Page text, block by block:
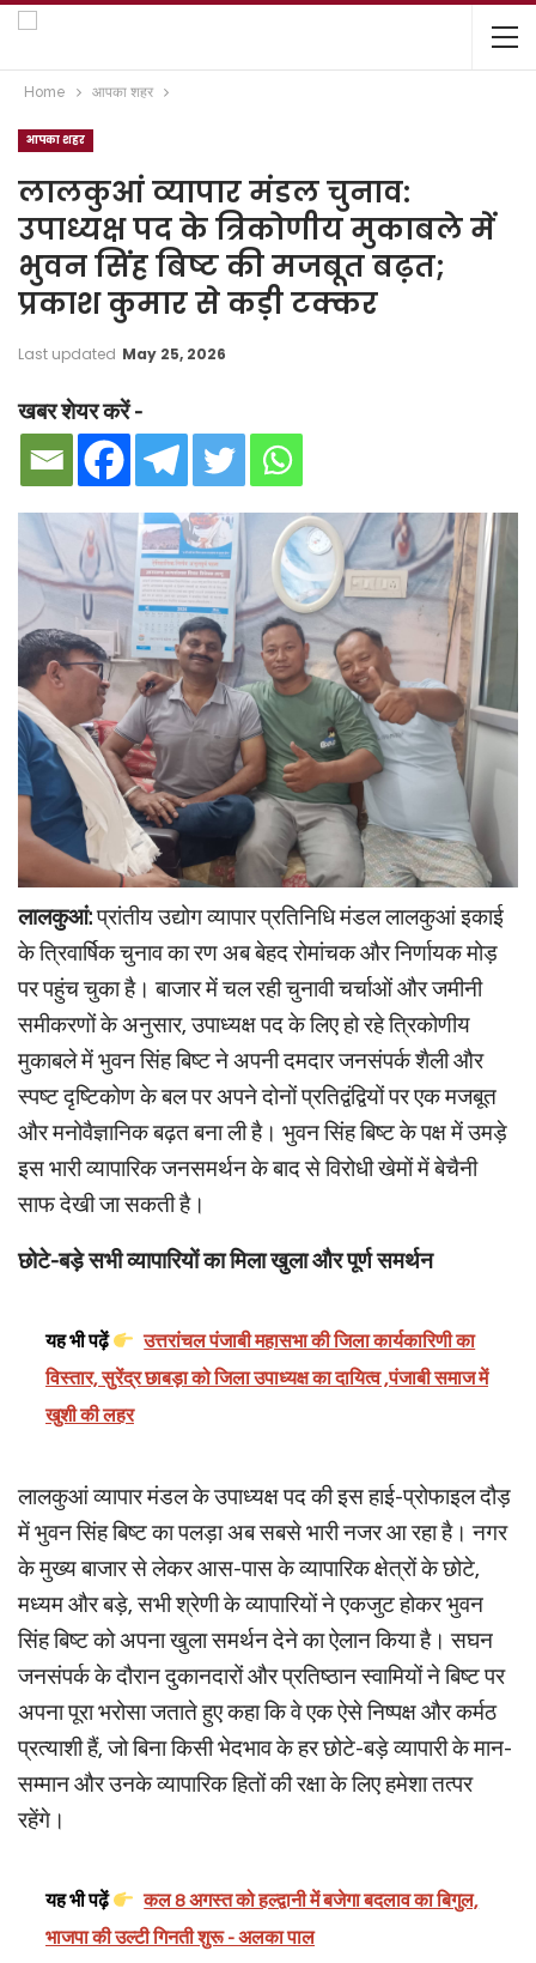
Home आपका शहर
आपका शहर
लालकुआं व्यापार मंडल चुनाव:
उपाध्यक्ष पद के त्रिकोणीय मुकाबले में
भुवन सिंह बिष्ट की मजबूत बढ़त;
प्रकाश कुमार से कड़ी टक्कर
Last updated May 25, 2026
खबर शेयर करें -
लालकुआं:प्रांतीय उद्योग व्यापार प्रतिनिधि मंडल लालकुआं इकाई
के त्रिवार्षिक चुनाव का रण अब बेहद रोमांचक और निर्णायक मोड़
पर पहुंच चुका है। बाजार में चल रही चुनावी चर्चाओं और जमीनी
समीकरणों के अनुसार, उपाध्यक्ष पद के लिए हो रहे त्रिकोणीय
मुकाबले में भुवन सिंह बिष्ट ने अपनी दमदार जनसंपर्क शैली और
स्पष्ट दृष्टिकोण के बल पर अपने दोनों प्रतिद्वंद्वियों पर एक मजबूत
और मनोवैज्ञानिक बढ़त बना ली है। भुवन सिंह बिष्ट के पक्ष में उमड़े
इस भारी व्यापारिक जनसमर्थन के बाद से विरोधी खेमों में बेचैनी
साफ देखी जा सकती है।
छोटे-बड़े सभी व्यापारियों का मिला खुला और पूर्ण समर्थन
यह भी पढ़ें
उत्तरांचल पंजाबी महासभा की जिला कार्यकारिणी का
विस्तार, सुरेंद्र छाबड़ा को जिला उपाध्यक्ष का दायित्व ,पंजाबी समाज में
खुशी की लहर
लालकुआं व्यापार मंडल के उपाध्यक्ष पद की इस हाई-प्रोफाइल दौड़
में भुवन सिंह बिष्ट का पलड़ा अब सबसे भारी नजर आ रहा है। नगर
के मुख्य बाजार से लेकर आस-पास के व्यापारिक क्षेत्रों के छोटे,
मध्यम और बड़े, सभी श्रेणी के व्यापारियों ने एकजुट होकर भुवन
सिंह बिष्ट को अपना खुला समर्थन देने का ऐलान किया है। सघन
जनसंपर्क के दौरान दुकानदारों और प्रतिष्ठान स्वामियों ने बिष्ट पर
अपना पूरा भरोसा जताते हुए कहा कि वे एक ऐसे निष्पक्ष और कर्मठ
प्रत्याशी हैं, जो बिना किसी भेदभाव के हर छोटे-बड़े व्यापारी के मान-
सम्मान और उनके व्यापारिक हितों की रक्षा के लिए हमेशा तत्पर
रहेंगे।
यह भी पढ़ें
कल 8 अगस्त को हल्द्वानी में बजेगा बदलाव का बिगुल,
भाजपा की उल्टी गिनती शुरू - अलका पाल